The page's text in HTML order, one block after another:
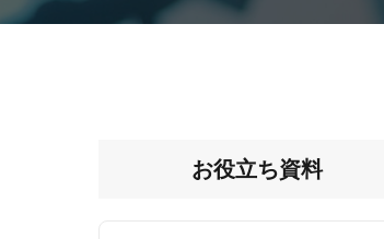
お役立ち資料